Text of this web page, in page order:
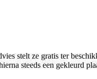
stelt ze gratis ter
steeds een